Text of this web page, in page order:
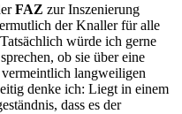
FAZ zur Inszenierung
der Knaller für alle
würde ich gerne
ob sie über eine
langweiligen
denke ich: Liegt in einem
dass es der